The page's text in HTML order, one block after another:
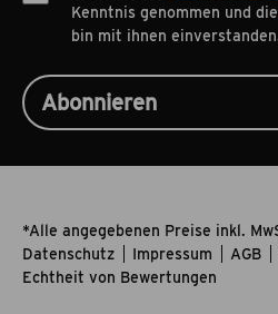
Kenntnis genommen und die
bin mit ihnen
*Alle angegebenen Preise inkl.
Datenschutz
Impressum AGB
Echtheit von Bewertungen